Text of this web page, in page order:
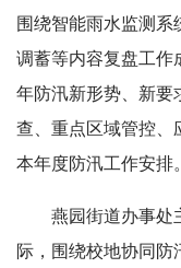
围绕智能雨水监测
调蓄等内容复盘工作
年防汛新形势、新要
查、重点区域管控、
本年度防汛工作安排。
燕园街道办事处
际，围绕校地协同防